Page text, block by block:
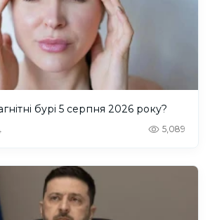
бурі 5 серпня 2026 року?
5,089